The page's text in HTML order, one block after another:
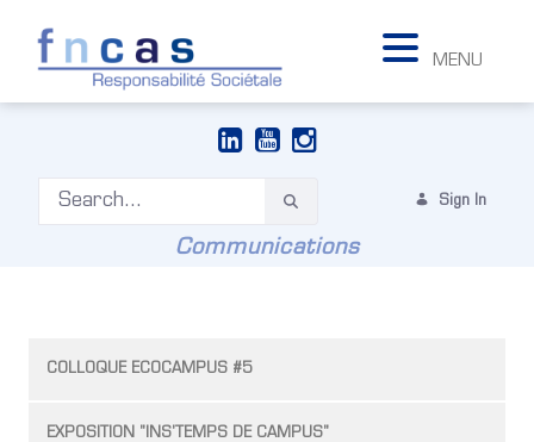
Sign In
MENU
Communications
COLLOQUE ECOCAMPUS #5
EXPOSITION "INS'TEMPS DE CAMPUS"